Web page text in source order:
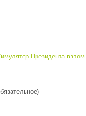
Президента взлом